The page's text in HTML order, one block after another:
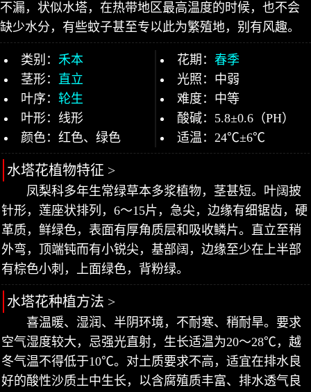
不漏，状似水塔，在热带地区最高温度的时候，也不会
缺少水分，有些蚊子甚至专以此为繁殖地，别有风趣。
类别： 禾本
茎形： 直立
叶序： 轮生
叶形：线形
颜色：红色、绿色
花期： 春季
光照：中弱
难度：中等
酸碱：5.8±0.6（PH）
适温：24℃±6℃
水塔花植物特征 >
凤梨科多年生常绿草本多浆植物，茎甚短。叶阔披
针形，莲座状排列，6～15片，急尖，边缘有细锯齿，硬
革质，鲜绿色，表面有厚角质层和吸收鳞片。直立至稍
外弯，顶端钝而有小锐尖，基部阔，边缘至少在上半部
有棕色小刺，上面绿色，背粉绿。
水塔花种植方法 >
喜温暖、湿润、半阴环境，不耐寒、稍耐旱。要求
空气湿度较大，忌强光直射，生长适温为20～28℃，越
冬气温不得低于10℃。对土质要求不高，适宜在排水良
好的酸性沙质土中生长，以含腐殖质丰富、排水透气良